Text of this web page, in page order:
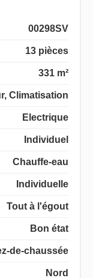
00298SV
13 pièces
331 m²
Climatisation
Electrique
Individuel
Chauffe-eau
Individuelle
Tout à l'égout
Bon état
de-chaussée
Nord